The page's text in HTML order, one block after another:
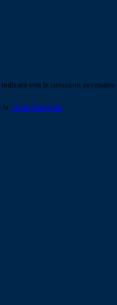
con le istruzioni necessarie.
la Login Spaggiari